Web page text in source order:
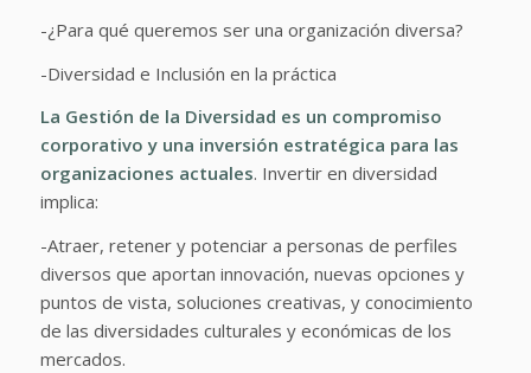
-¿Para qué queremos ser una organización diversa?
-Diversidad e Inclusión en la práctica
La Gestión de la Diversidad es un compromiso
corporativo y una inversión estratégica para las
organizaciones actuales. Invertir en diversidad
implica:
-Atraer, retener y potenciar a personas de perfiles
diversos que aportan innovación, nuevas opciones y
puntos de vista, soluciones creativas, y conocimiento
de las diversidades culturales y económicas de los
mercados.